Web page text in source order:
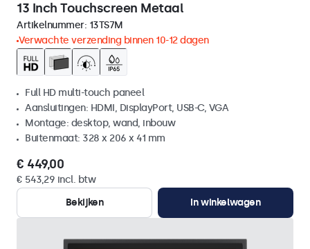
13 Inch Touchscreen Metaal
Artikelnummer: 13TS7M
Verwachte verzending binnen 10-12 dagen
Full HD multi-touch paneel
Aansluitingen: HDMI, DisplayPort, USB-C, VGA
Montage: desktop, wand, inbouw
Buitenmaat: 328 x 206 x 41 mm
€ 449,00
€ 543,29 incl. btw
Bekijken
In winkelwagen